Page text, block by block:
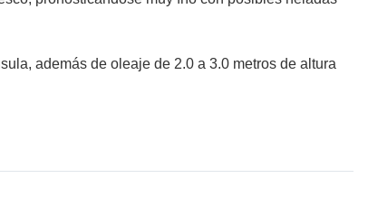
además de oleaje de 2.0 a 3.0 metros de altura